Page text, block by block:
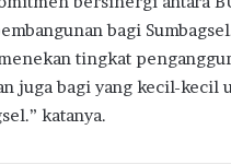
bagi
tingkat
juga bagi yang kecil-kecil
katanya.